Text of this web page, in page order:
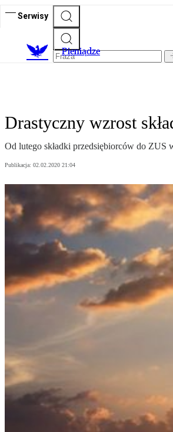
Serwisy
Pieniądze
Drastyczny wzrost
Od lutego składki przedsiębiorców do ZUS
Publikacja: 02.02.2020 21:04